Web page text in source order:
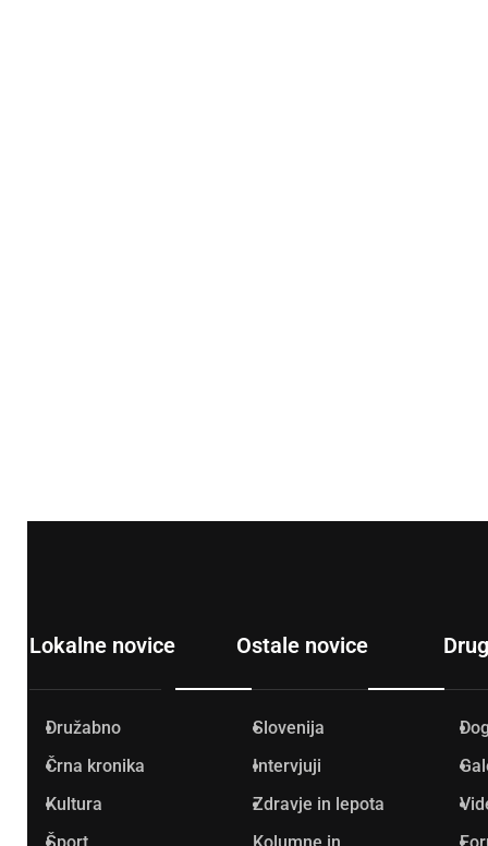
Lokalne novice
Družabno
Črna kronika
Kultura
Ostale novice
Slovenija
Intervjuji
Zdravje in lepota